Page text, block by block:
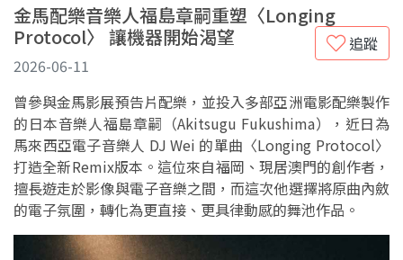
金馬配樂音樂人福島章嗣重塑〈Longing
Protocol〉 讓機器開始渴望
追蹤
2026-06-11
曾參與金馬影展預告片配樂，並投入多部亞洲電影配樂製作
的日本音樂人福島章嗣（Akitsugu Fukushima），近日為
馬來西亞電子音樂人 DJ Wei 的單曲〈Longing Protocol〉
打造全新Remix版本。這位來自福岡、現居澳門的創作者，
擅長遊走於影像與電子音樂之間，而這次他選擇將原曲內斂
的電子氛圍，轉化為更直接、更具律動感的舞池作品。